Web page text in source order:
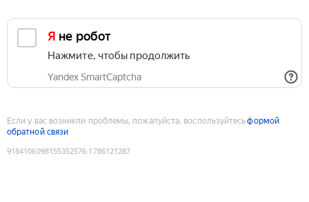
Я не робот
Нажмите, чтобы продолжить
Yandex SmartCaptcha
Если у вас возникли проблемы, пожалуйста, воспользуйтесьформой
обратной связи
9184106098155352576:1786121287